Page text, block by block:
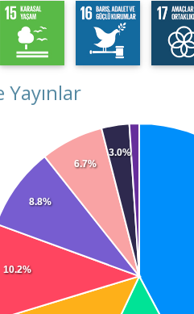
Yayınlar
10.2%
8.8%
6.7%
3.0%